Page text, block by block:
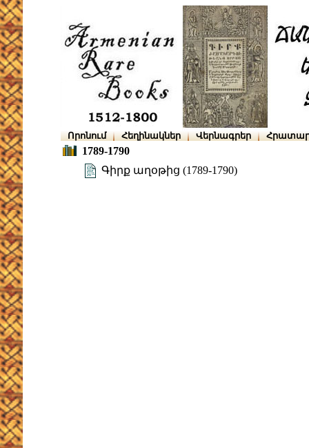
Որոնում Հեղինակներ Վերնագրեր
1789-1790
Գիրք աղօթից (1789-1790)